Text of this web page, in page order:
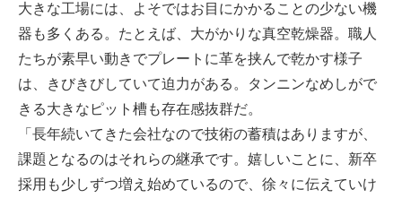
大きな工場には、よそではお目にかかることの少ない機
器も多くある。たとえば、大がかりな真空乾燥器。職人
たちが素早い動きでプレートに革を挟んで乾かす様子
は、きびきびしていて迫力がある。タンニンなめしがで
きる大きなピット槽も存在感抜群だ。
「長年続いてきた会社なので技術の蓄積はありますが、
課題となるのはそれらの継承です。嬉しいことに、新卒
採用も少しずつ増え始めているので、徐々に伝えていけ